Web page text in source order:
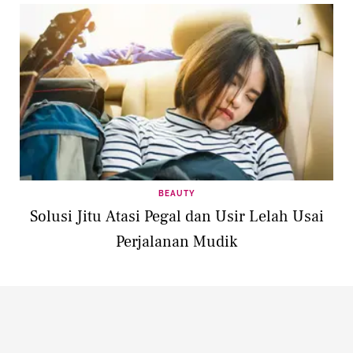
BEAUTY
Solusi Jitu Atasi Pegal dan Usir Lelah Usai
Perjalanan Mudik